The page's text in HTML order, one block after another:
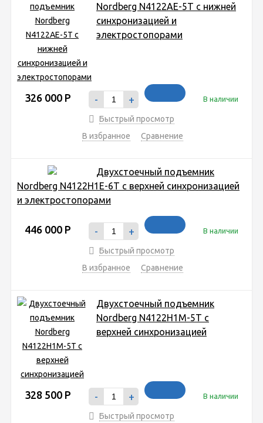
Nordberg N4122AE-5T с нижней
синхронизацией и
электростопорами
326 000 Р - + В наличии
Быстрый просмотр
В избранное
Сравнение
Двухстоечный подъемник
Nordberg N4122H1E-6T с верхней синхронизацией
и электростопорами
446 000 Р - + В наличии
Быстрый просмотр
В избранное
Сравнение
Двухстоечный подъемник
Nordberg N4122H1M-5T с
верхней синхронизацией
328 500 Р - + В наличии
Быстрый просмотр